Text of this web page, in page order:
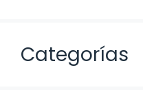
Categorías